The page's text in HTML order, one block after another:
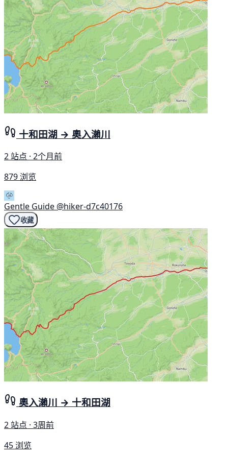
十和田湖 → 奧入瀨川
2 站点 · 2个月前
879 浏览
Gentle Guide @hiker-d7c40176
收藏
奧入瀨川 → 十和田湖
2 站点 · 3周前
45 浏览